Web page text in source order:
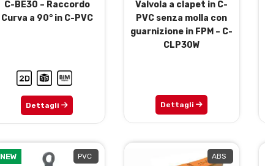
C-BE30 – Raccordo
Curva a 90° in C-PVC
Dettagli
Valvola a clapet in C-
PVC senza molla con
guarnizione in FPM – C-
CLP30W
Dettagli
NEW PVC ABS